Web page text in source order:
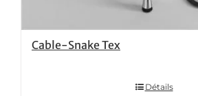
Cable-Snake Tex
Détails